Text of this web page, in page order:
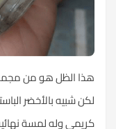
هذا الظل هو من
لكن شبيه بالأخضر
كريمي وله لمسة